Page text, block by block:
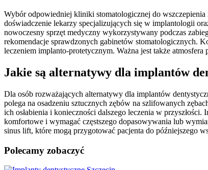
Wybór odpowiedniej kliniki stomatologicznej do
doświadczenie lekarzy specjalizujących się w implantologii
nowoczesny sprzęt medyczny wykorzystywany podczas
rekomendacje sprawdzonych gabinetów stomatologicznych.
leczeniem implanto-protetycznym. Ważna jest także
Jakie są alternatywy dla implantów
Dla osób rozważających alternatywy dla implantów
polega na osadzeniu sztucznych zębów na szlifowanych
ich osłabienia i konieczności dalszego leczenia w
komfortowe i wymagać częstszego dopasowywania lub
sinus lift, które mogą przygotować pacjenta do późniejszego
Polecamy zobaczyć